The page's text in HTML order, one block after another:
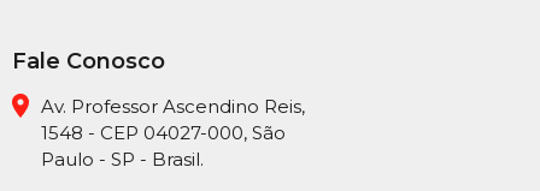
Fale Conosco
Av. Professor Ascendino Reis,
1548 - CEP 04027-000, São
Paulo - SP - Brasil.